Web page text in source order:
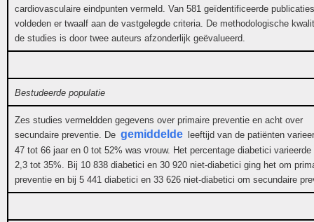
cardiovasculaire eindpunten vermeld. Van 581 geïdentificeerde publicaties
voldeden er twaalf aan de vastgelegde criteria. De methodologische
de studies is door twee auteurs afzonderlijk geëvalueerd.
Bestudeerde populatie
Zes studies vermeldden gegevens over primaire preventie en acht over
secundaire preventie. De gemiddelde
leeftijd van de patiënten
47 tot 66 jaar en 0 tot 52% was vrouw. Het percentage diabetici varieerde
2,3 tot 35%. Bij 10 838 diabetici en 30 920 niet-diabetici ging het om
preventie en bij 5 441 diabetici en 33 626 niet-diabetici om secundaire